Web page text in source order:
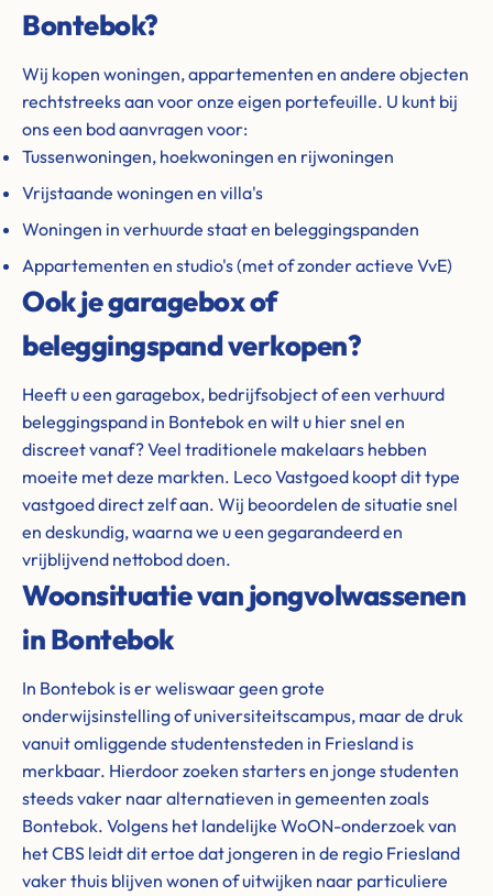
Bontebok?
Wij kopen woningen, appartementen en andere objecten
rechtstreeks aan voor onze eigen portefeuille. U kunt bij
ons een bod aanvragen voor:
Tussenwoningen, hoekwoningen en rijwoningen
Vrijstaande woningen en villa's
Woningen in verhuurde staat en beleggingspanden
Appartementen en studio's (met of zonder actieve VvE)
Ook je garagebox of
beleggingspand verkopen?
Heeft u een garagebox, bedrijfsobject of een verhuurd
beleggingspand in Bontebok en wilt u hier snel en
discreet vanaf? Veel traditionele makelaars hebben
moeite met deze markten. Leco Vastgoed koopt dit type
vastgoed direct zelf aan. Wij beoordelen de situatie snel
en deskundig, waarna we u een gegarandeerd en
vrijblijvend nettobod doen.
Woonsituatie van jongvolwassenen
in Bontebok
In Bontebok is er weliswaar geen grote
onderwijsinstelling of universiteitscampus, maar de druk
vanuit omliggende studentensteden in Friesland is
merkbaar. Hierdoor zoeken starters en jonge studenten
steeds vaker naar alternatieven in gemeenten zoals
Bontebok. Volgens het landelijke WoON-onderzoek van
het CBS leidt dit ertoe dat jongeren in de regio Friesland
vaker thuis blijven wonen of uitwijken naar particuliere